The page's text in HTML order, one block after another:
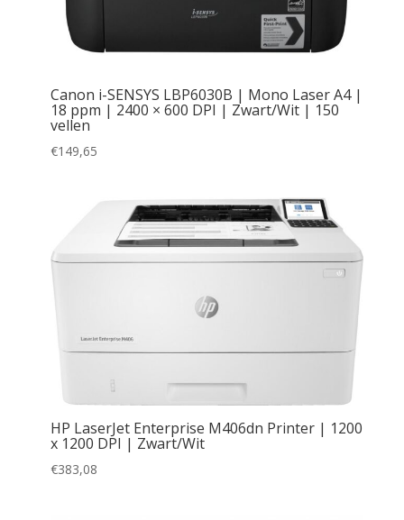
Canon i-SENSYS LBP6030B | Mono Laser A4 |
18 ppm | 2400 × 600 DPI | Zwart/Wit | 150
vellen
€149,65
HP LaserJet Enterprise M406dn Printer | 1200
x 1200 DPI | Zwart/Wit
€383,08